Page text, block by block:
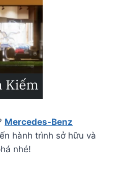
Mercedes-Benz
hành trình sở hữu và
nhé!